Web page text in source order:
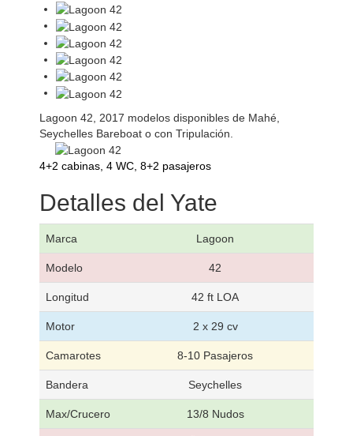
Lagoon 42, 2017 modelos disponibles de Mahé,
Seychelles Bareboat o con Tripulación.
4+2 cabinas, 4 WC, 8+2 pasajeros
Detalles del Yate
Marca Lagoon
Modelo 42
Longitud 42 ft LOA
Motor 2 x 29 cv
Camarotes 8-10 Pasajeros
Bandera Seychelles
Max/Crucero 13/8 Nudos